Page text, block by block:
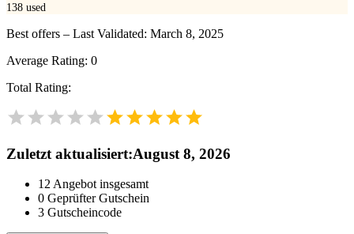
138 used
Best offers – Last Validated: March 8, 2025
Average Rating: 0
Total Rating:
Zuletzt aktualisiert:August 8, 2026
12 Angebot insgesamt
0 Geprüfter Gutschein
3 Gutscheincode